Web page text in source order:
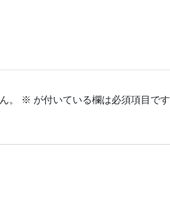
。 ※ が付いている欄は必須項目です